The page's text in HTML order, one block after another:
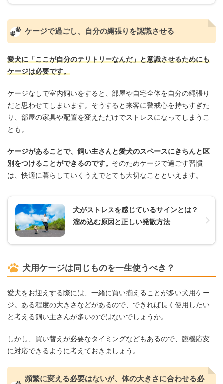
ケージで過ごし、自分の縄張りを認識させる
愛犬に「ここが自分のテリトリーなんだ」と意識させるためにも
ケージは必要です。
ケージなしで室内飼いをすると、部屋や自宅全体を自分の縄張り
だと思わせてしまいます。そうすると来客に警戒心を持ちすぎた
り、部屋の家具や配置を変えただけでストレスになってしまうこ
とも。
ケージがあることで、飼い主さんと愛犬のスペースにきちんと区
別をつけることができるのです。 そのためケージで過ごす習慣
は、快適に暮らしていくうえでとても大切なことといえます。
犬がストレスを感じているサインとは？
溜め込む原因と正しい発散方法
犬用ケージは同じものを一生使うべき？
愛犬をお迎えする際には、一緒に買い揃えることが多い犬用ケー
ジ。ある程度の大きさなどがあるので、できれば長く使用したい
と考える飼い主さんが多いのではないでしょうか。
しかし、買い替えが必要なタイミングなどもあるので、臨機応変
に対応できるように考えておきましょう。
頻繁に変える必要はないが、体の大きさに合わせる必